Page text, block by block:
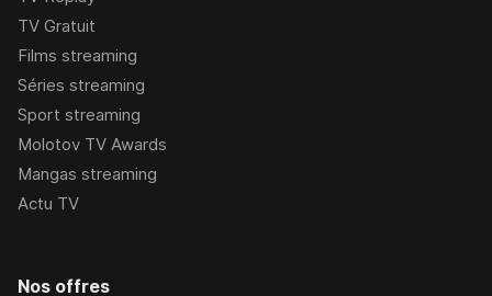
TV Gratuit
Films streaming
Séries streaming
Sport streaming
Molotov TV Awards
Mangas streaming
Actu TV
Nos offres